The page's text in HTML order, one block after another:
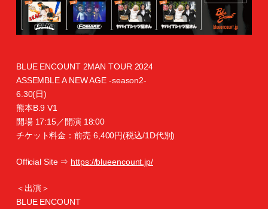
BLUE ENCOUNT 2MAN TOUR 2024
ASSEMBLE A NEW AGE -season2-
6.30(日)
熊本B.9 V1
開場 17:15／開演 18:00
チケット料金：前売 6,400円(税込/1D代別)
Official Site ⇒ https://blueencount.jp/
＜出演＞
BLUE ENCOUNT